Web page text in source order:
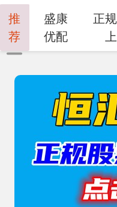
推
荐
盛康
优配
正